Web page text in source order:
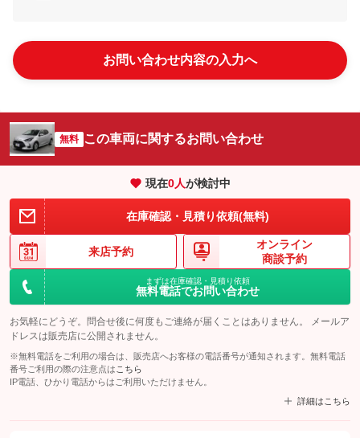
お問い合わせ内容の入力へ
無料 この車両に関するお問い合わせ
現在0人が検討中
在庫確認・見積り依頼(無料)
来店予約
オンライン
商談予約
まずは在庫確認・見積り依頼
無料電話でお問い合わせ
お気軽にどうぞ。問合せ後に何度もご連絡が届くことはありません。 メールア
ドレスは販売店に公開されません。
※無料電話をご利用の場合は、販売店へお客様の電話番号が通知されます。無料電話
番号ご利用の際の注意点は こちら
IP電話、ひかり電話からはご利用いただけません。
詳細はこちら